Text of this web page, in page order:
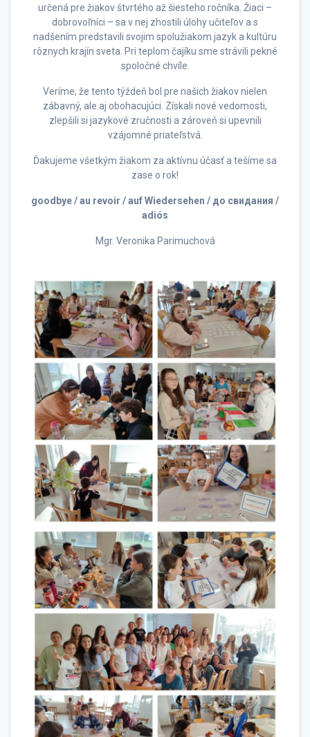
určená pre žiakov štvrtého až šiesteho ročníka. Žiaci –
dobrovoľníci – sa v nej zhostili úlohy učiteľov a s
nadšením predstavili svojim spolužiakom jazyk a kultúru
rôznych krajín sveta. Pri teplom čajíku sme strávili pekné
spoločné chvíle.
Veríme, že tento týždeň bol pre našich žiakov nielen
zábavný, ale aj obohacujúci. Získali nové vedomosti,
zlepšili si jazykové zručnosti a zároveň si upevnili
vzájomné priateľstvá.
Ďakujeme všetkým žiakom za aktívnu účasť a tešíme sa
zase o rok!
goodbye / au revoir / auf Wiedersehen / до свидания /
adiós
Mgr. Veronika Parimuchová